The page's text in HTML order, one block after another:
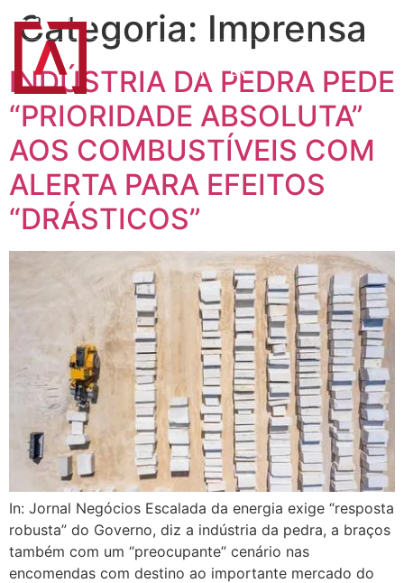
PT EN
Categoria: Imprensa
INDÚSTRIA DA PEDRA PEDE
“PRIORIDADE ABSOLUTA”
AOS COMBUSTÍVEIS COM
ALERTA PARA EFEITOS
“DRÁSTICOS”
In: Jornal Negócios Escalada da energia exige “resposta
robusta” do Governo, diz a indústria da pedra, a braços
também com um “preocupante” cenário nas
encomendas com destino ao importante mercado do